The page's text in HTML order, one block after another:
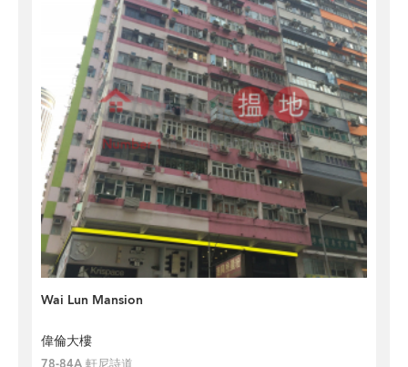
Wai Lun Mansion
偉倫大樓